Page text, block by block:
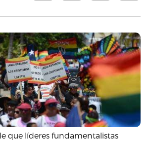
que líderes fundamentalistas